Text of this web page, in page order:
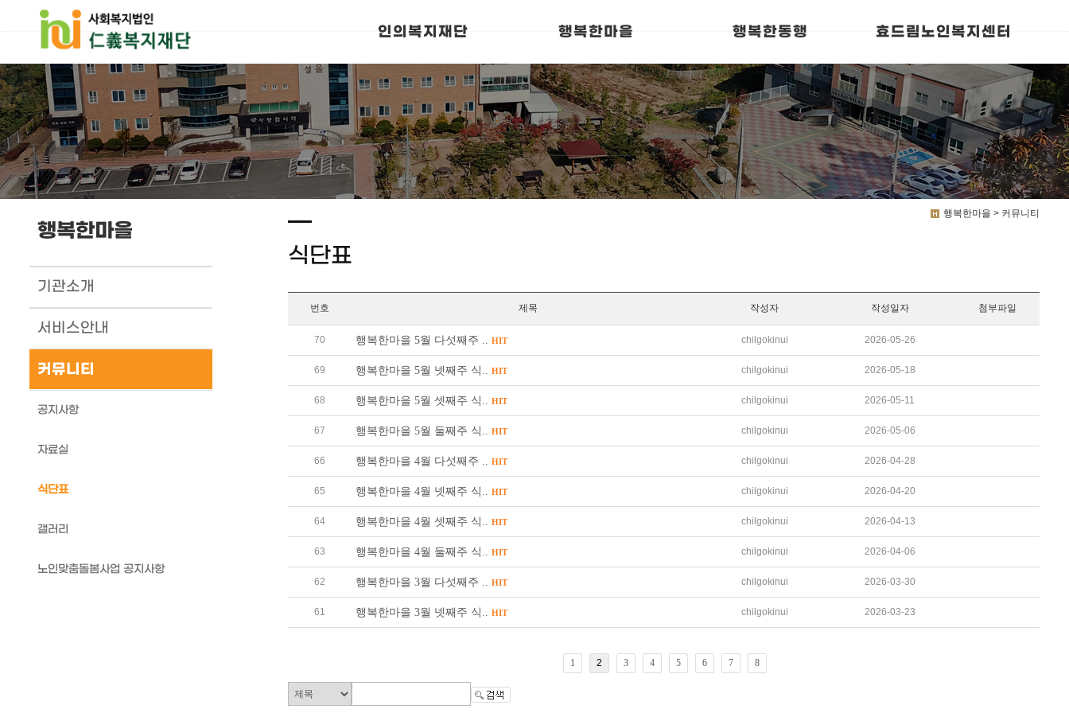
인의복지재단 행복한마을 행복한동행 효드림노인복지센터
행복한마을 > 커뮤니티
행복한마을
기관소개
서비스안내
커뮤니티
공지사항
자료실
식단표
갤러리
노인맞춤돌봄사업 공지사항
식단표
번호 제목 작성자 작성일자 첨부파일
70 행복한마을 5월 다섯째주 .. HIT chilgokinui 2026-05-26
69 행복한마을 5월 넷째주 식.. HIT chilgokinui 2026-05-18
68 행복한마을 5월 셋째주 식.. HIT chilgokinui 2026-05-11
67 행복한마을 5월 둘째주 식.. HIT chilgokinui 2026-05-06
66 행복한마을 4월 다섯째주 .. HIT chilgokinui 2026-04-28
65 행복한마을 4월 넷째주 식.. HIT chilgokinui 2026-04-20
64 행복한마을 4월 셋째주 식.. HIT chilgokinui 2026-04-13
63 행복한마을 4월 둘째주 식.. HIT chilgokinui 2026-04-06
62 행복한마을 3월 다섯째주 .. HIT chilgokinui 2026-03-30
61 행복한마을 3월 넷째주 식.. HIT chilgokinui 2026-03-23
1 2 3 4 5 6 7 8